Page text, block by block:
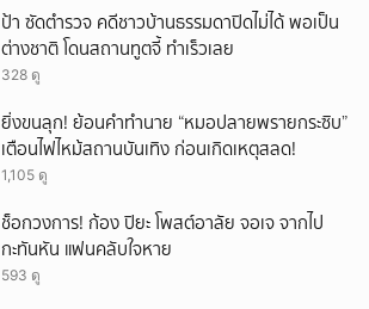
ป้า ซัดตำรวจ คดีชาวบ้านธรรมดาปิดไม่ได้ พอเป็น
ต่างชาติ โดนสถานทูตจี้ ทำเร็วเลย
328 ดู
ยิ่งขนลุก! ย้อนคำทำนาย “หมอปลายพรายกระซิบ”
เตือนไฟไหม้สถานบันเทิง ก่อนเกิดเหตุสลด!
1,105 ดู
ช็อกวงการ! ก้อง ปิยะ โพสต์อาลัย จอเจ จากไป
กะทันหัน แฟนคลับใจหาย
593 ดู
ยกเลิก